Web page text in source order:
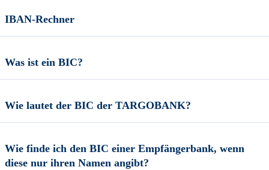
IBAN-Rechner
Was ist ein BIC?
Wie lautet der BIC der TARGOBANK?
Wie finde ich den BIC einer Empfängerbank, wenn
diese nur ihren Namen angibt?